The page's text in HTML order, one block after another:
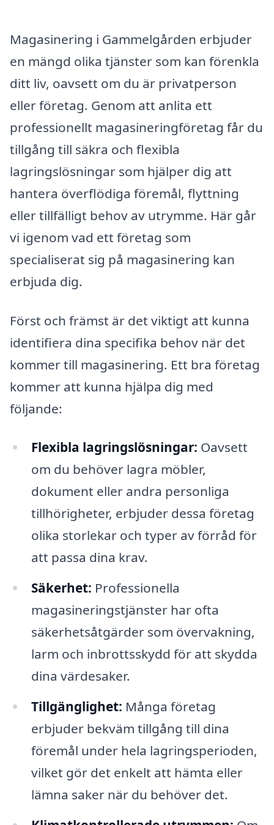
Magasinering i Gammelgården erbjuder
en mängd olika tjänster som kan förenkla
ditt liv, oavsett om du är privatperson
eller företag. Genom att anlita ett
professionellt magasineringföretag får du
tillgång till säkra och flexibla
lagringslösningar som hjälper dig att
hantera överflödiga föremål, flyttning
eller tillfälligt behov av utrymme. Här går
vi igenom vad ett företag som
specialiserat sig på magasinering kan
erbjuda dig.
Först och främst är det viktigt att kunna
identifiera dina specifika behov när det
kommer till magasinering. Ett bra företag
kommer att kunna hjälpa dig med
följande:
Flexibla lagringslösningar: Oavsett
om du behöver lagra möbler,
dokument eller andra personliga
tillhörigheter, erbjuder dessa företag
olika storlekar och typer av förråd för
att passa dina krav.
Säkerhet: Professionella
magasineringstjänster har ofta
säkerhetsåtgärder som övervakning,
larm och inbrottsskydd för att skydda
dina värdesaker.
Tillgänglighet: Många företag
erbjuder bekväm tillgång till dina
föremål under hela lagringsperioden,
vilket gör det enkelt att hämta eller
lämna saker när du behöver det.